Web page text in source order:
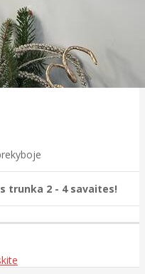
trunka 2 - 4 savaites!